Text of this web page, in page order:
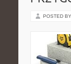
POSTED